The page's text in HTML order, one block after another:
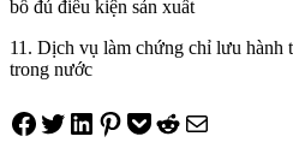
bố đủ điều kiện sản xuất
11. Dịch vụ làm chứng chỉ lưu hành
trong nước
Share on Facebook
Tweet on Twitter
Share on LinkedIn
Pin on Pinterest
Save to pocket
Share on Reddit
Share via Email